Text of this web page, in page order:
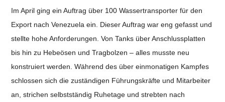
Im April ging ein Auftrag über 100 Wassertransporter für den
Export nach Venezuela ein. Dieser Auftrag war eng gefasst und
stellte hohe Anforderungen. Von Tanks über Anschlussplatten
bis hin zu Hebeösen und Tragbolzen – alles musste neu
konstruiert werden. Während des über einmonatigen Kampfes
schlossen sich die zuständigen Führungskräfte und Mitarbeiter
an, strichen selbstständig Ruhetage und strebten nach